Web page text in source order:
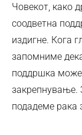
Човекот, како
соодветна
издигне. Кога
запомниме
поддршка може
закрепнување.
подадеме рака